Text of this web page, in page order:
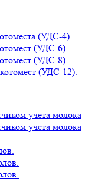
(УДС-4)
(УДС-6)
(УДС-8)
(УДС-12).
учета молока
учета молока